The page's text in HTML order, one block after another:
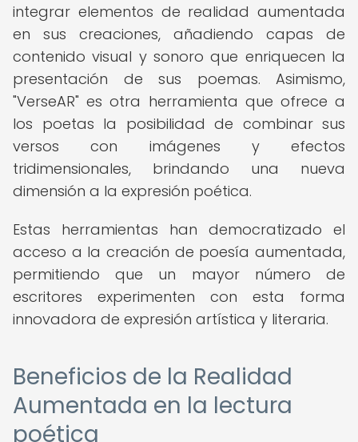
integrar elementos de realidad aumentada
en sus creaciones, añadiendo capas de
contenido visual y sonoro que enriquecen la
presentación de sus poemas. Asimismo,
"VerseAR" es otra herramienta que ofrece a
los poetas la posibilidad de combinar sus
versos con imágenes y efectos
tridimensionales, brindando una nueva
dimensión a la expresión poética.
Estas herramientas han democratizado el
acceso a la creación de poesía aumentada,
permitiendo que un mayor número de
escritores experimenten con esta forma
innovadora de expresión artística y literaria.
Beneficios de la Realidad
Aumentada en la lectura
poética